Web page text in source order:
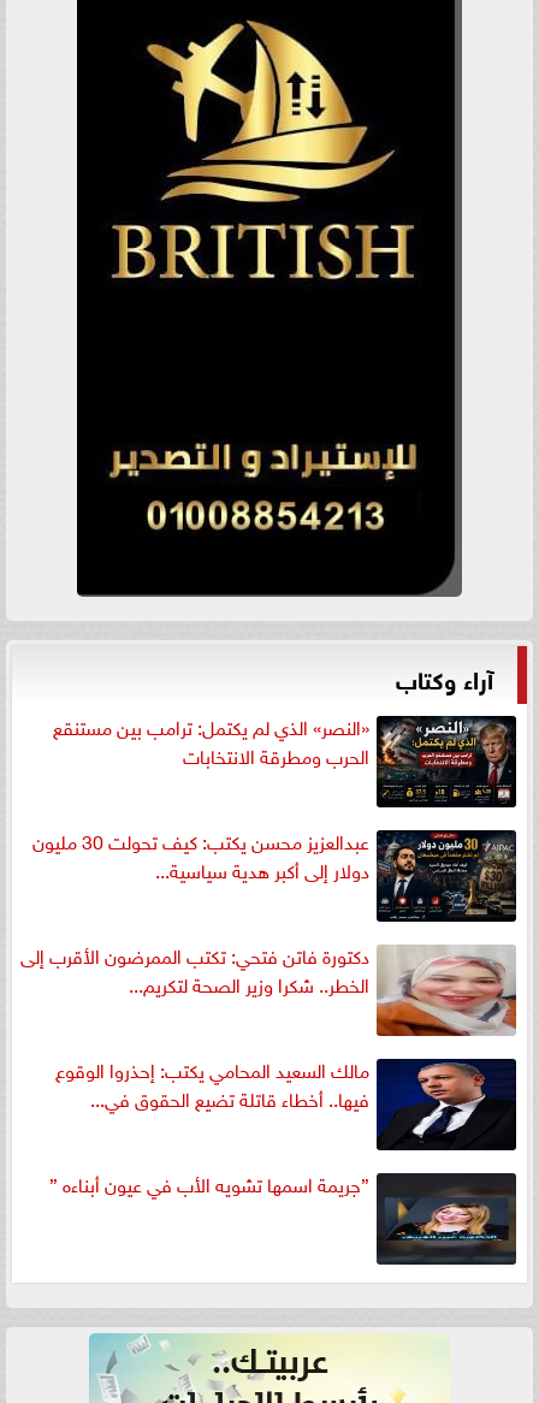
آراء وكتاب
«النصر» الذي لم يكتمل: ترامب بين مستنقع
الحرب ومطرقة الانتخابات
عبدالعزيز محسن يكتب: كيف تحولت 30 مليون
دولار إلى أكبر هدية سياسية...
دكتورة فاتن فتحي: تكتب الممرضون الأقرب إلى
الخطر.. شكرا وزير الصحة لتكريم...
مالك السعيد المحامي يكتب: إحذروا الوقوع
فيها.. أخطاء قاتلة تضيع الحقوق في...
”جريمة اسمها تشويه الأب في عيون أبناءه ”